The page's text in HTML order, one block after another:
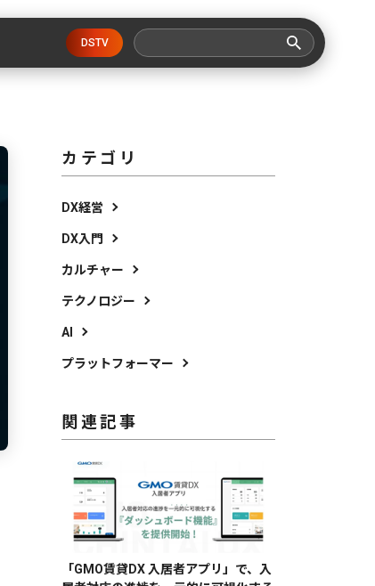
DSTV
カテゴリ
DX経営
DX入門
カルチャー
テクノロジー
AI
プラットフォーマー
関連記事
「GMO賃貸DX 入居者アプリ」で、入